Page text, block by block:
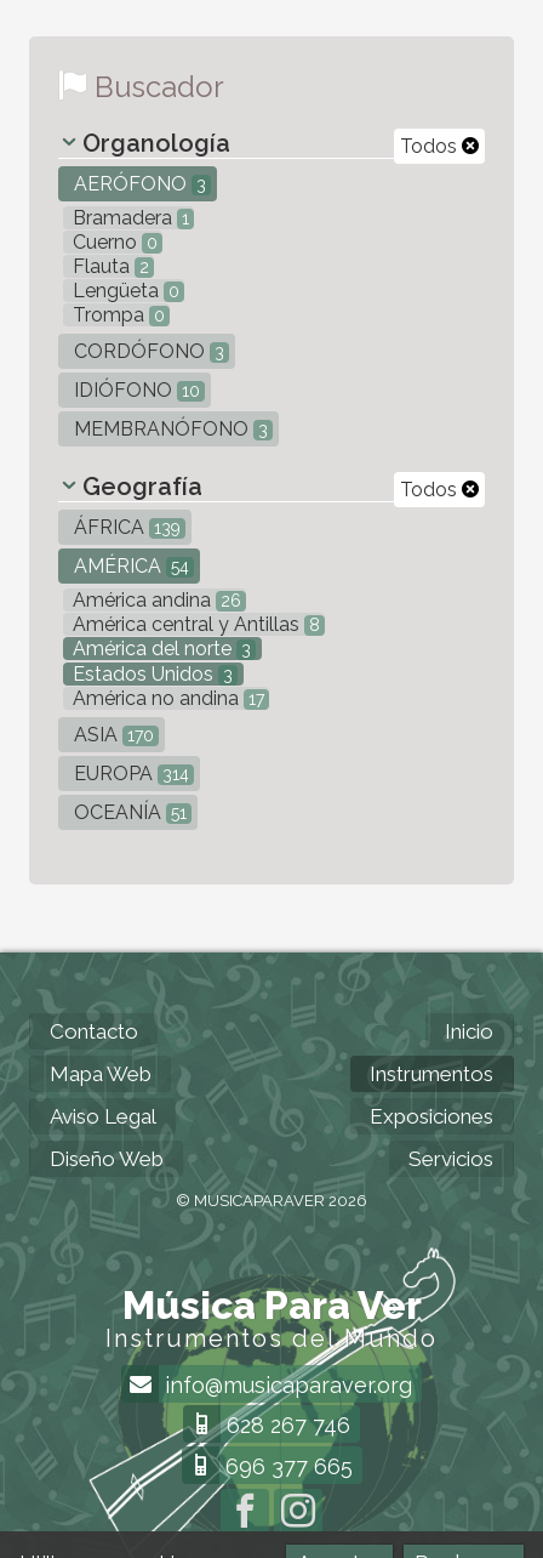
Buscador
Todos
Organología
AERÓFONO 3
Bramadera 1
Cuerno 0
Flauta 2
Lengüeta 0
Trompa 0
CORDÓFONO 3
IDIÓFONO 10
MEMBRANÓFONO 3
Todos
Geografía
ÁFRICA 139
AMÉRICA 54
América andina 26
América central y Antillas 8
América del norte 3
Estados Unidos 3
América no andina 17
ASIA 170
EUROPA 314
OCEANÍA 51
Contacto
Mapa Web
Aviso Legal
Diseño Web
Inicio
Instrumentos
Exposiciones
Servicios
© MUSICAPARAVER 2026
Música Para Ver
Instrumentos del Mundo
info@musicaparaver.org
628 267 746
696 377 665